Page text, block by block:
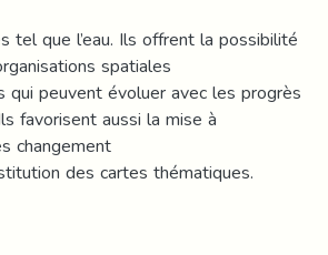
tel que l’eau. Ils offrent la possibilité
spatiales
qui peuvent évoluer avec les progrès
favorisent aussi la mise à
changement
des cartes thématiques.